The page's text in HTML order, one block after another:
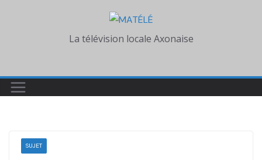
La télévision locale Axonaise
SUJET